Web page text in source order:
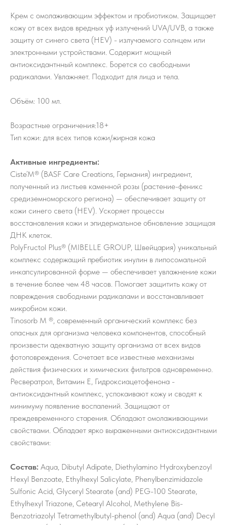
Крем с омолаживающим эффектом и пробиотиком. Защищает
кожу от всех видов вредных уф излучений UVA/UVB, а также
защиту от синего света (HEV) - излучаемого солнцем или
электронными устройствами. Содержит мощный
антиоксидантнный комплекс. Борется со свободными
радикалами. Увлажняет. Подходит для лица и тела.
Объём: 100 мл.
Возрастные ограничения:18+
Тип кожи: для всех типов кожи/жирная кожа
Активные ингредиенты:
Сiste’M® (BASF Care Creations, Германия) ингредиент,
полученный из листьев каменной розы (растение-феникс
средиземноморского региона) — обеспечивает защиту от
кожи синего света (HEV). Ускоряет процессы
восстановления кожи и эпидермальное обновление защищая
ДНК клеток.
PolyFructol Plus® (MIBELLE GROUP, Швейцария) уникальный
комплекс содержащий пребиотик инулин в липосомальной
инкапсулированной форме — обеспечивает увлажнение кожи
в течение более чем 48 часов. Помогает защитить кожу от
повреждения свободными радикалами и восстанавливает
микробиом кожи.
Tinosorb M ®, современный органический комплекс без
опасных для организма человека компонентов, способный
произвести адекватную защиту организма от всех видов
фотоповреждения. Сочетает все известные механизмы
действия физических и химических фильтров одновременно.
Ресвератрол, Витамин Е, Гидроксиацетофенона -
антиоксидантный комплекс, успокаивают кожу и сводят к
минимуму появление воспалений. Защищают от
преждевременного старения. Обладают омолаживающими
свойствами. Обладает ярко выраженными антиоксидантными
свойствами:
Состав: Aqua, Dibutyl Adipate, Diethylamino Hydroxybenzoyl
Hexyl Benzoate, Ethylhexyl Salicylate, Phenylbenzimidazole
Sulfonic Acid, Glyceryl Stearate (and) PEG-100 Stearate,
Ethylhexyl Triazone, Cetearyl Alcohol, Methylene Bis-
Benzotriazolyl Tetramethylbutyl-phenol (and) Aqua (and) Decyl